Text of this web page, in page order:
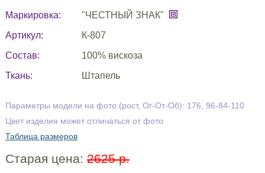
Маркировка:
"ЧЕСТНЫЙ ЗНАК"
Артикул:
К-807
Состав:
100% вискоза
Ткань:
Штапель
Параметры модели на фото (рост, Ог-От-Об): 176, 96-84-110
Цвет изделия может отличаться от фото
Таблица размеров
Старая цена: 2625 р.